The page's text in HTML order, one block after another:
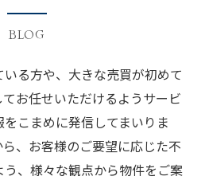
BLOG
る方や、大きな売買が初めて
お任せいただけるようサービ
こまめに発信してまいりま
、お客様のご要望に応じた不
、様々な観点から物件をご案